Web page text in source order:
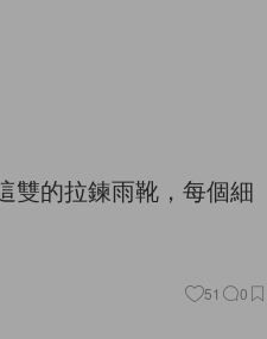
雙的拉鍊雨靴，每個細
51 0